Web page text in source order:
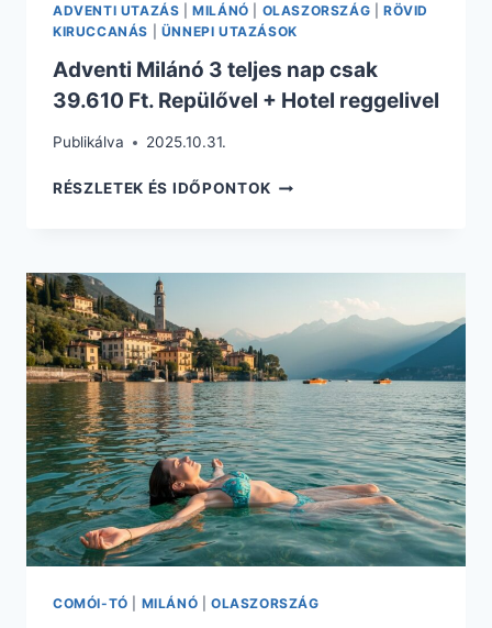
ADVENTI UTAZÁS |MILÁNÓ OLASZORSZÁG |RÖVID
KIRUCCANÁS
ÜNNEPI UTAZÁSOK
Adventi Milánó 3 teljes nap csak
39.610 Ft. Repülővel + Hotel reggelivel
Publikálva 2025.10.31.
RÉSZLETEK ÉS IDŐPONTOK ADVENTI
NAP
39.610
FT.
REPÜLŐVEL
+
HOTEL
REGGELIVEL
COMÓI-TÓ MILÁNÓ |OLASZORSZÁG